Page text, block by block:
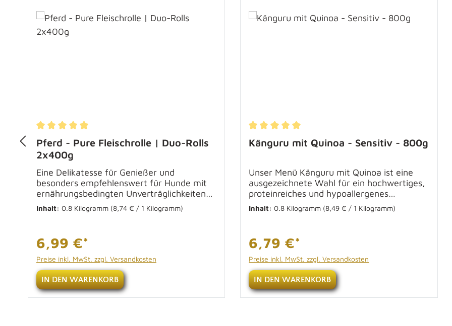
Durchschnittliche Bewertung von 5 von 5 Sternen
Pferd - Pure Fleischrolle | Duo-Rolls
2x400g
Eine Delikatesse für Genießer und
besonders empfehlenswert für Hunde mit
ernährungsbedingten Unverträglichkeiten
oder Allergien. In den Würsten sind
ausschließlich Zutaten vom Pferd wie
vitaminreiche Pferdeleber enthalten.
Hochwertiges Fleisch für Hunde, wie dieses
vom Pferd, eignet sich als Alternative zum
Barfen besonders gut. Es ist nicht nur
schmackhaft, sondern beugt Allergien vor
und eignet sich daher auch als Hundefutter
für Tiere mit einer Allergie. Fettarmes
Inhalt: 0.8 Kilogramm (8,74 € / 1 Kilogramm)
6,99 €*
Preise inkl. MwSt. zzgl. Versandkosten
IN DEN WARENKORB
Durchschnittliche Bewertung von 5 von 5 Sternen
Känguru mit Quinoa - Sensitiv - 800g
Unser Menü Känguru mit Quinoa ist eine
ausgezeichnete Wahl für ein hochwertiges,
proteinreiches und hypoallergenes
Nassfutter. Das Kängurufleisch liefert in der
gleichen Art und Weise wie anderen
aber für Hunde mit Allergien optimal
geeignet und bestens verträglich. Unser
sensitives Hundefutter wird auf eine
besonders schonende Weise zubereitet,
wodurch alle wichtigen Nährstoffe erhalten
bleiben. Es eignet sich bei einem Hund mit
Allergie als tägliches Nassfutter, als
Inhalt:0.8 Kilogramm (8,49 € / 1 Kilogramm)
6,79 €*
Preise inkl. MwSt. zzgl. Versandkosten
IN DEN WARENKORB